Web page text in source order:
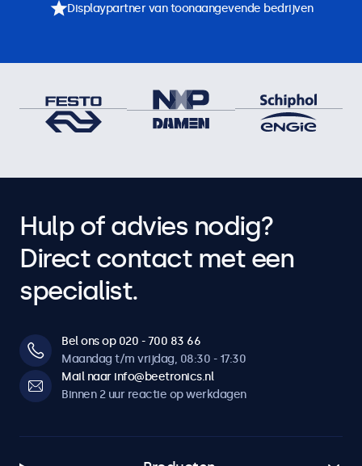
Displaypartner van toonaangevende bedrijven
Hulp of advies nodig?
Direct contact met een
specialist.
Bel ons op 020 - 700 83 66
Maandag t/m vrijdag, 08:30 - 17:30
Mail naar info@beetronics.nl
Binnen 2 uur reactie op werkdagen